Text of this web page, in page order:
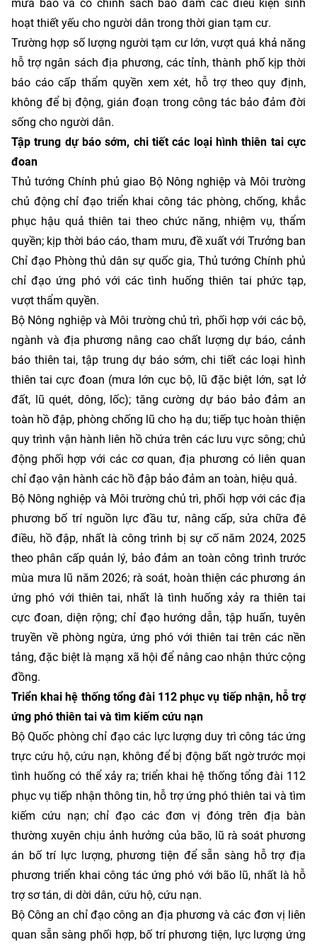
mưa bão và có chính sách bảo đảm các điều kiện sinh
hoạt thiết yếu cho người dân trong thời gian tạm cư.
Trường hợp số lượng người tạm cư lớn, vượt quá khả năng
hỗ trợ ngân sách địa phương, các tỉnh, thành phố kịp thời
báo cáo cấp thẩm quyền xem xét, hỗ trợ theo quy định,
không để bị động, gián đoạn trong công tác bảo đảm đời
sống cho người dân.
Tập trung dự báo sớm, chi tiết các loại hình thiên tai cực
đoan
Thủ tướng Chính phủ giao Bộ Nông nghiệp và Môi trường
chủ động chỉ đạo triển khai công tác phòng, chống, khắc
phục hậu quả thiên tai theo chức năng, nhiệm vụ, thẩm
quyền; kịp thời báo cáo, tham mưu, đề xuất với Trưởng ban
Chỉ đạo Phòng thủ dân sự quốc gia, Thủ tướng Chính phủ
chỉ đạo ứng phó với các tình huống thiên tai phức tạp,
vượt thẩm quyền.
Bộ Nông nghiệp và Môi trường chủ trì, phối hợp với các bộ,
ngành và địa phương nâng cao chất lượng dự báo, cảnh
báo thiên tai, tập trung dự báo sớm, chi tiết các loại hình
thiên tai cực đoan (mưa lớn cục bộ, lũ đặc biệt lớn, sạt lở
đất, lũ quét, dông, lốc); tăng cường dự báo bảo đảm an
toàn hồ đập, phòng chống lũ cho hạ du; tiếp tục hoàn thiện
quy trình vận hành liên hồ chứa trên các lưu vực sông; chủ
động phối hợp với các cơ quan, địa phương có liên quan
chỉ đạo vận hành các hồ đập bảo đảm an toàn, hiệu quả.
Bộ Nông nghiệp và Môi trường chủ trì, phối hợp với các địa
phương bố trí nguồn lực đầu tư, nâng cấp, sửa chữa đê
điều, hồ đập, nhất là công trình bị sự cố năm 2024, 2025
theo phân cấp quản lý, bảo đảm an toàn công trình trước
mùa mưa lũ năm 2026; rà soát, hoàn thiện các phương án
ứng phó với thiên tai, nhất là tình huống xảy ra thiên tai
cực đoan, diện rộng; chỉ đạo hướng dẫn, tập huấn, tuyên
truyền về phòng ngừa, ứng phó với thiên tai trên các nền
tảng, đặc biệt là mạng xã hội để nâng cao nhận thức cộng
đồng.
Triển khai hệ thống tổng đài 112 phục vụ tiếp nhận, hỗ trợ
ứng phó thiên tai và tìm kiếm cứu nạn
Bộ Quốc phòng chỉ đạo các lực lượng duy trì công tác ứng
trực cứu hộ, cứu nạn, không để bị động bất ngờ trước mọi
tình huống có thể xảy ra; triển khai hệ thống tổng đài 112
phục vụ tiếp nhận thông tin, hỗ trợ ứng phó thiên tai và tìm
kiếm cứu nạn; chỉ đạo các đơn vị đóng trên địa bàn
thường xuyên chịu ảnh hưởng của bão, lũ rà soát phương
án bố trí lực lượng, phương tiện để sẵn sàng hỗ trợ địa
phương triển khai công tác ứng phó với bão lũ, nhất là hỗ
trợ sơ tán, di dời dân, cứu hộ, cứu nạn.
Bộ Công an chỉ đạo công an địa phương và các đơn vị liên
quan sẵn sàng phối hợp, bố trí phương tiện, lực lượng ứng